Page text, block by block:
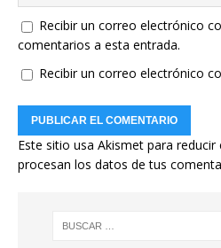
Recibir un correo electrónico
comentarios a esta entrada.
Recibir un correo electrónico
Este sitio usa Akismet para reducir
procesan los datos de tus